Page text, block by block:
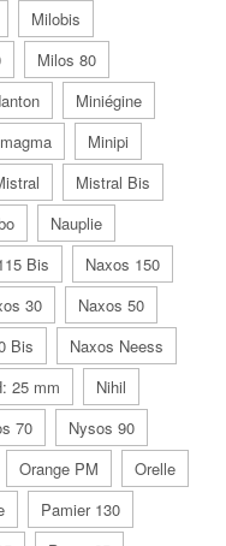
Milobis
Milos 80
Miniégine
Minipi
Mistral Bis
Nauplie
Bis
Naxos 150
30
Naxos 50
Bis
Naxos Neess
25 mm
Nihil
70
Nysos 90
Orange PM
Orelle
Pamier 130